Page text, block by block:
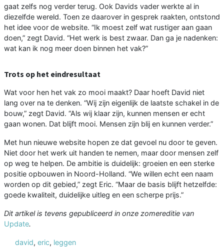
gaat zelfs nog verder terug. Ook Davids vader werkte al in
diezelfde wereld. Toen ze daarover in gesprek raakten, ontstond
het idee voor de website. “Ik moest zelf wat rustiger aan gaan
doen,” zegt David. “Het werk is best zwaar. Dan ga je nadenken:
wat kan ik nog meer doen binnen het vak?”
Trots op het eindresultaat
Wat voor hen het vak zo mooi maakt? Daar hoeft David niet
lang over na te denken. “Wij zijn eigenlijk de laatste schakel in de
bouw,” zegt David. “Als wij klaar zijn, kunnen mensen er echt
gaan wonen. Dat blijft mooi. Mensen zijn blij en kunnen verder.”
Met hun nieuwe website hopen ze dat gevoel nu door te geven.
Niet door het werk uit handen te nemen, maar door mensen zelf
op weg te helpen. De ambitie is duidelijk: groeien en een sterke
positie opbouwen in Noord-Holland. “We willen echt een naam
worden op dit gebied,” zegt Eric. “Maar de basis blijft hetzelfde:
goede kwaliteit, duidelijke uitleg en een scherpe prijs.”
Dit artikel is tevens gepubliceerd in onze zomereditie van
Update.
david, eric, leggen